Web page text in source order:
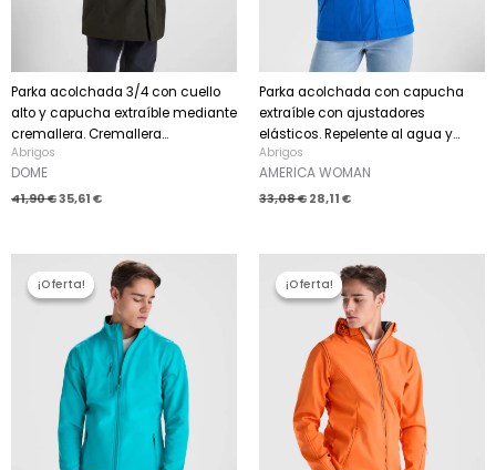
Parka acolchada 3/4 con cuello
alto y capucha extraíble mediante
cremallera. Cremallera...
Abrigos
DOME
41,90€35,61 €
Parka acolchada con capucha
extraíble con ajustadores
elásticos. Repelente al agua y...
Abrigos
AMERICA WOMAN
33,08€ 28,11 €
¡Oferta!
¡Oferta!
precio
original
era:
25,58 €.
precio
actual
es:
21,74 €.
¡Oferta!
¡Oferta!
precio
original
era:
33,50 €.
El
precio
actual
es:
28,47 €.